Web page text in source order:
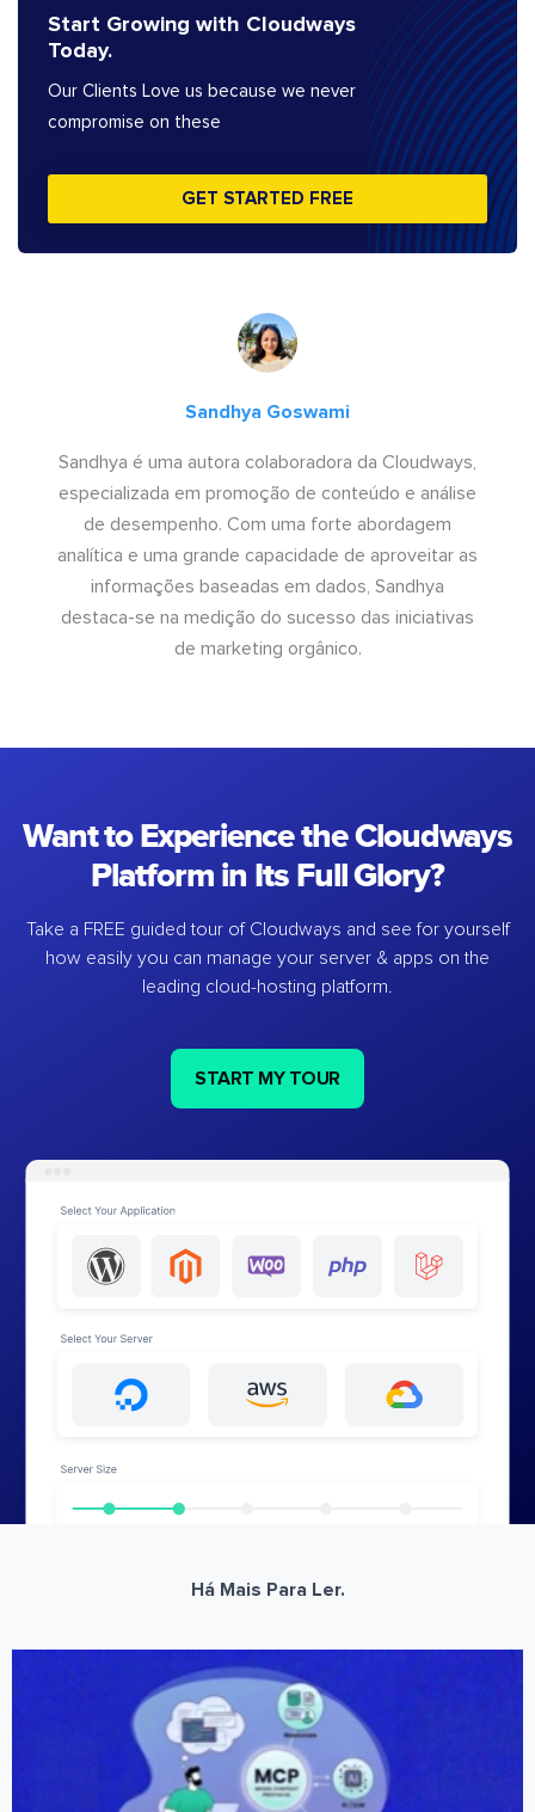
Start Growing with Cloudways
Today.
Our Clients Love us because we never
compromise on these
GET STARTED FREE
Sandhya Goswami
Sandhya é uma autora colaboradora da Cloudways,
especializada em promoção de conteúdo e análise
de desempenho. Com uma forte abordagem
analítica e uma grande capacidade de aproveitar as
informações baseadas em dados, Sandhya
destaca-se na medição do sucesso das iniciativas
de marketing orgânico.
Want to Experience the Cloudways
Platform in Its Full Glory?
Take a FREE guided tour of Cloudways and see for yourself
how easily you can manage your server & apps on the
leading cloud-hosting platform.
START MY TOUR
Há Mais Para Ler.